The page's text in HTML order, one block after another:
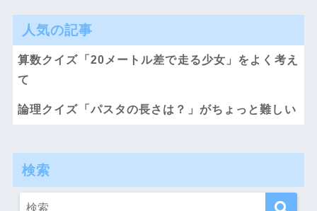
人気の記事
算数クイズ「20メートル差で走る少女」をよく考え
て
論理クイズ「パスタの長さは？」がちょっと難しい
検索